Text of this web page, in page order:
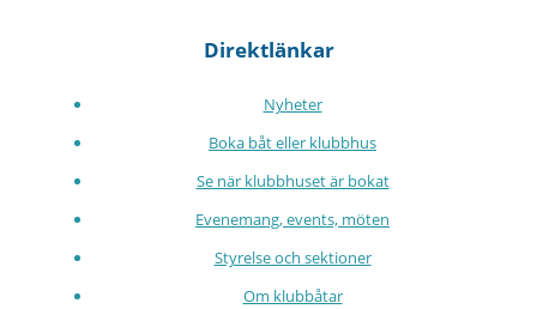
Direktlänkar
Nyheter
Boka båt eller klubbhus
Se när klubbhuset är bokat
Evenemang, events, möten
Styrelse och sektioner
Om klubbåtar